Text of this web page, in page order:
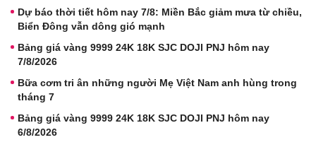
Dự báo thời tiết hôm nay 7/8: Miền Bắc giảm mưa từ chiều,
Biển Đông vẫn dông gió mạnh
Bảng giá vàng 9999 24K 18K SJC DOJI PNJ hôm nay
7/8/2026
Bữa cơm tri ân những người Mẹ Việt Nam anh hùng trong
tháng 7
Bảng giá vàng 9999 24K 18K SJC DOJI PNJ hôm nay
6/8/2026